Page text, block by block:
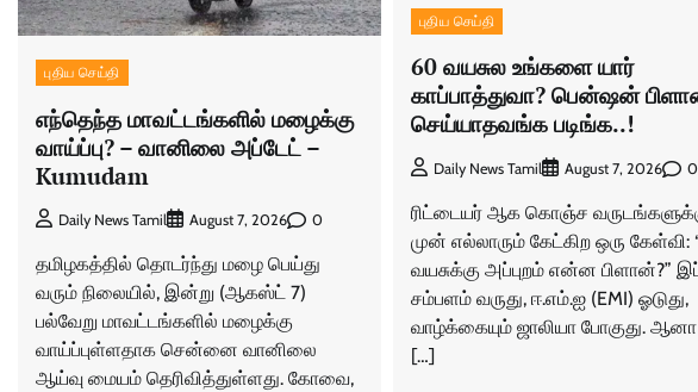
புதிய செய்தி
எந்தெந்த மாவட்டங்களில் மழைக்கு
வாய்ப்பு? – வானிலை அப்டேட் –
Kumudam
Daily News Tamil August 7, 2026 0
தமிழகத்தில் தொடர்ந்து மழை பெய்து
வரும் நிலையில், இன்று (ஆகஸ்ட் 7)
பல்வேறு மாவட்டங்களில் மழைக்கு
வாய்ப்புள்ளதாக சென்னை வானிலை
ஆய்வு மையம் தெரிவித்துள்ளது. கோவை,
புதிய செய்தி
60 வயசுல உங்களை யார்
காப்பாத்துவா? பென்ஷன்
செய்யாதவங்க படிங்க..!
Daily News Tamil August 7, 2026 0
ரிட்டையர் ஆக கொஞ்ச
முன் எல்லாரும் கேட்கிற ஒரு கேள்வி:
வயசுக்கு அப்புறம் என்ன பிளான்?”
சம்பளம் வருது, ஈ.எம்.ஐ (EMI) ஓடுது,
வாழ்க்கையும் ஜாலியா போகுது.
[…]